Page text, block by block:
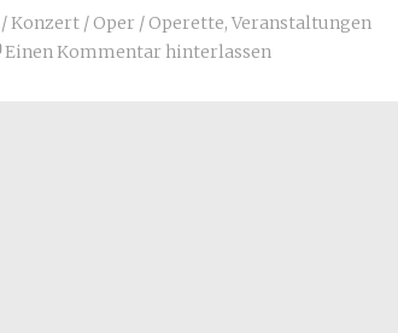
Konzert / Oper / Operette, Veranstaltungen
Einen Kommentar hinterlassen